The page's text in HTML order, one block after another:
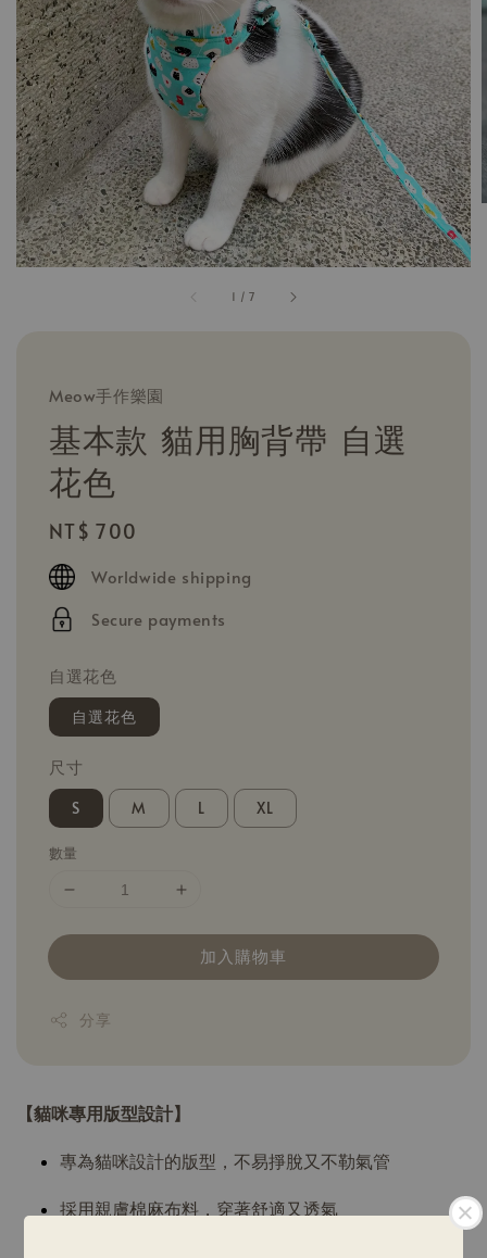
1 /7
Meow手作樂園
基本款 貓用胸背帶 自選
花色
Regular
price
NT$ 700
Worldwide shipping
Secure payments
自選花色
自選花色
尺寸
S M L XL
數量
加入購物車
分享
【貓咪專用版型設計】
專為貓咪設計的版型，不易掙脫又不勒氣管
採用親膚棉麻布料，穿著舒適又透氣